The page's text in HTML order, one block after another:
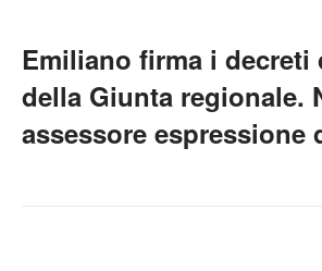
Emiliano firma i decreti
della Giunta regionale.
assessore espressione